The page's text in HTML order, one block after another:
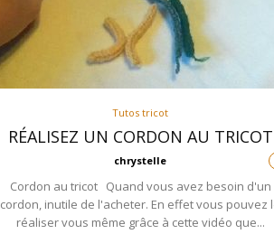
Tutos tricot
RÉALISEZ UN CORDON AU TRICOT
chrystelle
Cordon au tricot Quand vous avez besoin d'un
cordon, inutile de l'acheter. En effet vous pouvez
réaliser vous même grâce à cette vidéo que...